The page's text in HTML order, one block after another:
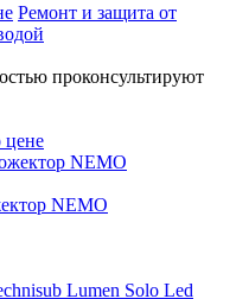
Ремонт и защита от
проконсультируют
NEMO